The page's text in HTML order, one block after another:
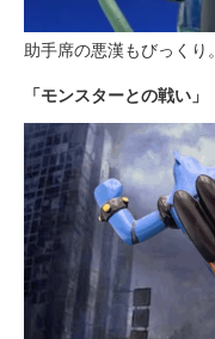
助手席の悪漢もびっくり。
「モンスターとの戦い」